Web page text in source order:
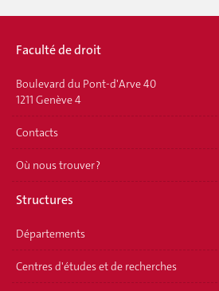
Faculté de droit
Boulevard du Pont-d'Arve 40
1211 Genève 4
Contacts
Où nous trouver ?
Structures
Départements
Centres d'études et de recherches